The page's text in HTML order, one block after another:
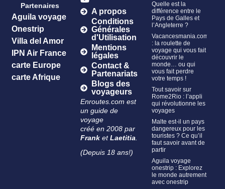
Partenaires
Aguila voyage
Onestrip
Villa del Amor
IPN Air France
carte Europe
carte Afrique
A propos
Conditions
Générales
d'Utilisation
Mentions
légales
Contact &
Partenariats
Blogs des
voyageurs
Enroutes.com est
un guide de
voyage
créé en 2008 par
FranketLaetitia
(Depuis 18 ans!)
Quelle est la
différence entre le
Pays de Galles et
l’Angleterre ?
Vacancesmania.com
: la roulette de
voyage qui vous fait
découvrir le
monde… ou qui
vous fait perdre
votre temps !
Tout savoir sur
Rome2Rio : l’appli
qui révolutionne les
voyages
Malte est-il un pays
dangereux pour les
touristes ? Ce qu’il
faut savoir avant de
partir
Aguila voyage
onestrip : Explorez
le monde autrement
avec onestrip